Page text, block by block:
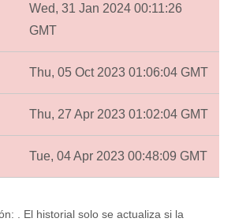
Wed, 31 Jan 2024 00:11:26
GMT
Thu, 05 Oct 2023 01:06:04 GMT
Thu, 27 Apr 2023 01:02:04 GMT
Tue, 04 Apr 2023 00:48:09 GMT
. El historial solo se actualiza si la